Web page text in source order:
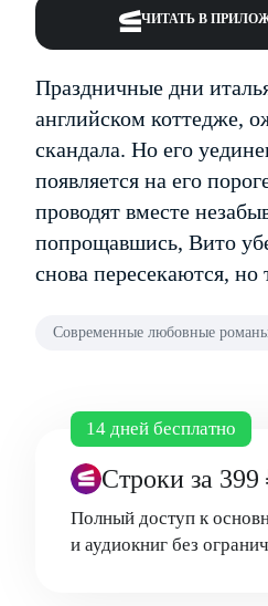
ЧИТАТЬ В
Праздничные дни
английском коттедже,
скандала. Но его
появляется на его
проводят вместе
попрощавшись, Вито
снова пересекаются,
Современные любовные
14 дней бесплатно
Строки за 399
Полный доступ к
и аудиокниг без